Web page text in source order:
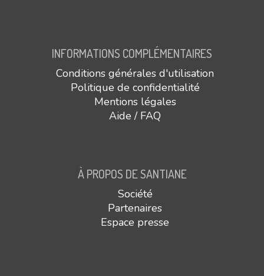
INFORMATIONS COMPLÉMENTAIRES
Conditions générales d'utilisation
Politique de confidentialité
Mentions légales
Aide / FAQ
À PROPOS DE SANTIANE
Société
Partenaires
Espace presse